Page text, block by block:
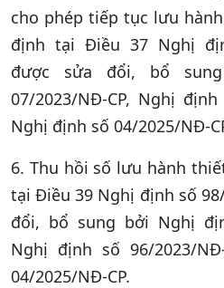
cho phép tiếp tục lưu
định tại Điều 37 Nghị
được sửa đổi, bổ
07/2023/NĐ-CP, Nghị
Nghị định số 04/2025/NĐ-
6. Thu hồi số lưu hành
tại Điều 39 Nghị định số
đổi, bổ sung bởi Nghị
Nghị định số 96/2023/
04/2025/NĐ-CP.